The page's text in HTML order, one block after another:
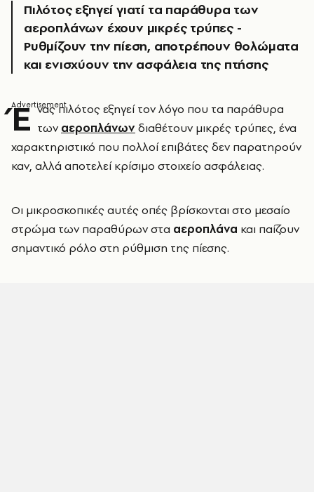
Πιλότος εξηγεί γιατί τα παράθυρα των
αεροπλάνων έχουν μικρές τρύπες -
Ρυθμίζουν την πίεση, αποτρέπουν θολώματα
και ενισχύουν την ασφάλεια της πτήσης
Έ νας πιλότος εξηγεί τον λόγο που τα παράθυρα
των αεροπλάνων διαθέτουν μικρές τρύπες, ένα
χαρακτηριστικό που πολλοί επιβάτες δεν παρατηρούν
καν, αλλά αποτελεί κρίσιμο στοιχείο ασφάλειας.
Οι μικροσκοπικές αυτές οπές βρίσκονται στο μεσαίο
στρώμα των παραθύρων στα αεροπλάνα και παίζουν
σημαντικό ρόλο στη ρύθμιση της πίεσης.